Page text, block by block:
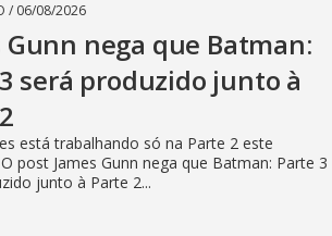
/ 06/08/2026
Gunn nega que Batman:
será produzido junto à
está trabalhando só na Parte 2 este
post James Gunn nega que Batman: Parte 3
junto à Parte 2...